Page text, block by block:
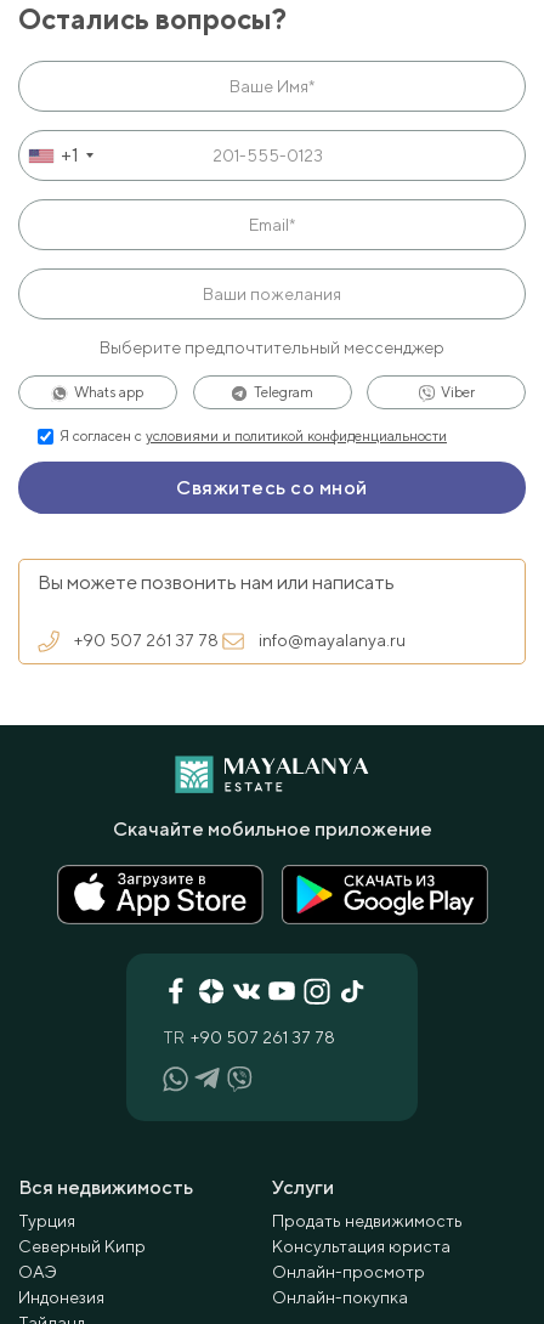
Остались вопросы?
+1
Выберите предпочтительный мессенджер
Whats app Telegram Viber
Я согласен с условиями и политикой конфиденциальности
Вы можете позвонить нам или написать
+90 507 261 37 78 info@mayalanya.ru
Вся недвижимость
Турция
Северный Кипр
ОАЭ
Индонезия
Услуги
Продать недвижимость
Консультация юриста
Онлайн-просмотр
Онлайн-покупка
TR +90 507 261 37 78
Скачайте мобильное приложение